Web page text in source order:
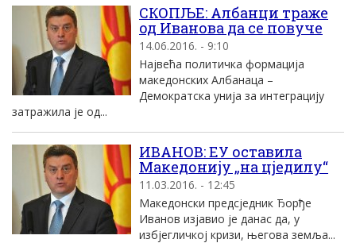
СКОПЉЕ: Албанци траже
од Иванова да се повуче
14.06.2016. - 9:10
Највећа политичка формација
македонских Албанаца –
Демократска унија за интеграцију
затражила је од...
ИВАНОВ: ЕУ оставила
Македонију „на цједилу“
11.03.2016. - 12:45
Македонски предсједник Ђорђе
Иванов изјавио је данас да, у
избјегличкој кризи, његова земља...